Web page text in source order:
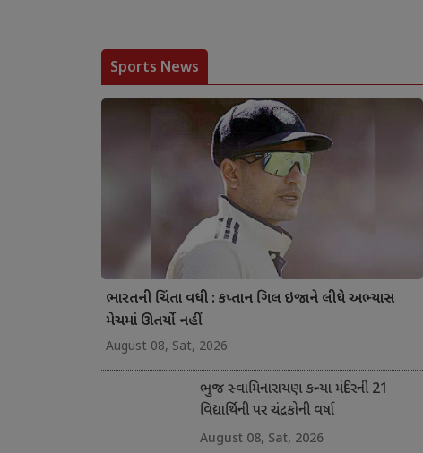
Sports News
ભારતની ચિંતા વધી : કપ્તાન ગિલ ઇજાને લીધે અભ્યાસ
મેચમાં ઊતર્યો નહીં
August 08, Sat, 2026
ભુજ સ્વામિનારાયણ કન્યા મંદિરની 21
વિદ્યાર્થિની પર ચંદ્રકોની વર્ષા
August 08, Sat, 2026